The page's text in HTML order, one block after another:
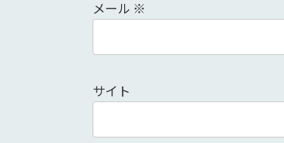
メール ※
サイト